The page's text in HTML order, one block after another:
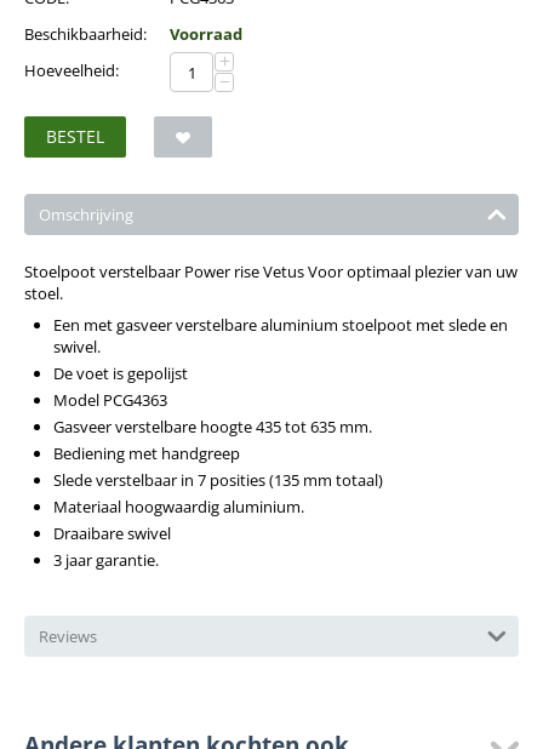
Beschikbaarheid:
Voorraad
Hoeveelheid:
+
−
BESTEL
Omschrijving
Stoelpoot verstelbaar Power rise Vetus Voor optimaal plezier van uw
stoel.
Een met gasveer verstelbare aluminium stoelpoot met slede en
swivel.
De voet is gepolijst
Model PCG4363
Gasveer verstelbare hoogte 435 tot 635 mm.
Bediening met handgreep
Slede verstelbaar in 7 posities (135 mm totaal)
Materiaal hoogwaardig aluminium.
Draaibare swivel
3 jaar garantie.
Reviews